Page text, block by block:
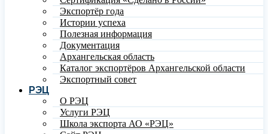
Экспортёр года
Истории успеха
Полезная информация
Документация
Архангельская область
Каталог экспортёров Архангельской области
Экспортный совет
РЭЦ
О РЭЦ
Услуги РЭЦ
Школа экспорта АО «РЭЦ»